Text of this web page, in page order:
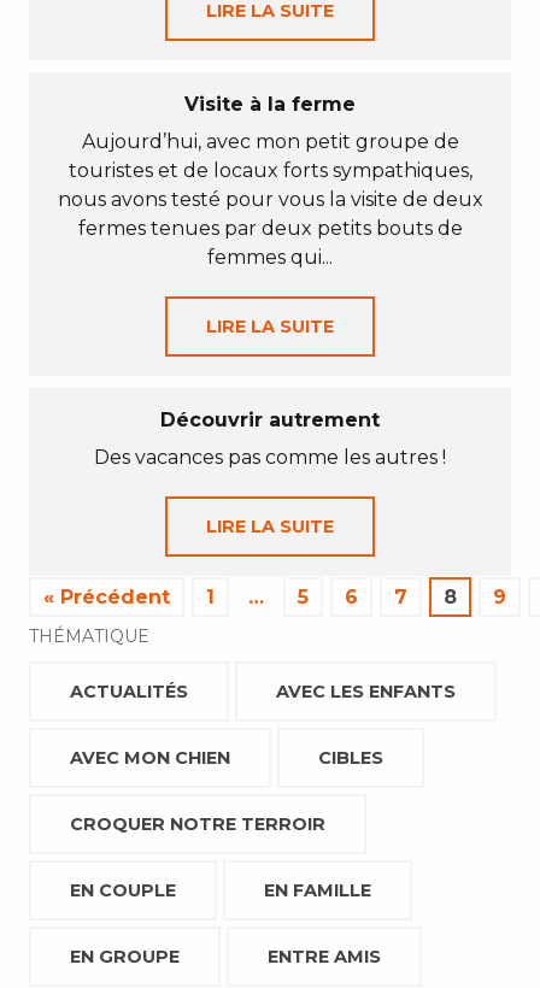
LIRE LA SUITE
Visite à la ferme
Aujourd’hui, avec mon petit groupe de
touristes et de locaux forts sympathiques,
nous avons testé pour vous la visite de deux
fermes tenues par deux petits bouts de
femmes qui...
LIRE LA SUITE
Découvrir autrement
Des vacances pas comme les autres !
LIRE LA SUITE
« Précédent 1 … 5 6 7 8 9
THÉMATIQUE
ACTUALITÉS AVEC LES ENFANTS
AVEC MON CHIEN CIBLES
CROQUER NOTRE TERROIR
EN COUPLE EN FAMILLE
EN GROUPE ENTRE AMIS